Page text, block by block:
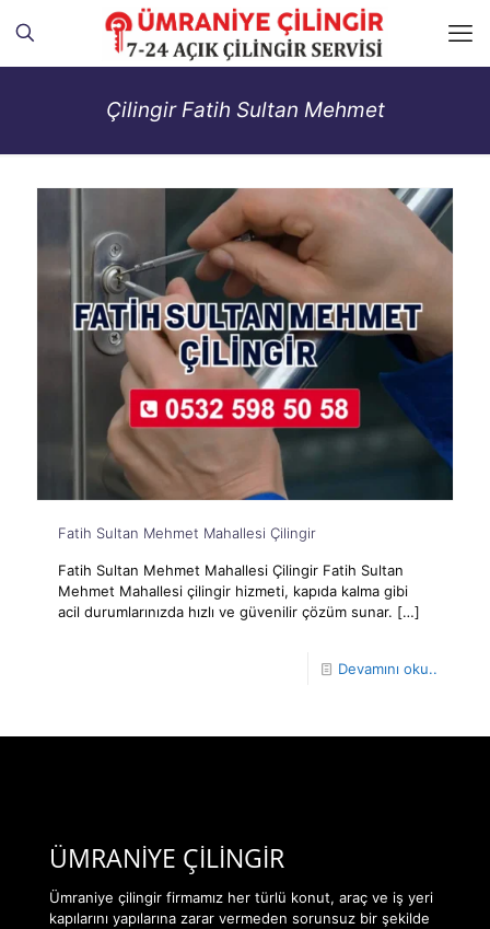
Çilingir Fatih Sultan Mehmet
Fatih Sultan Mehmet Mahallesi Çilingir
Fatih Sultan Mehmet Mahallesi Çilingir Fatih Sultan
Mehmet Mahallesi çilingir hizmeti, kapıda kalma gibi
acil durumlarınızda hızlı ve güvenilir çözüm sunar. […]
Devamını oku..
ÜMRANİYE ÇİLİNGİR
Ümraniye çilingir firmamız her türlü konut, araç ve iş yeri
kapılarını yapılarına zarar vermeden sorunsuz bir şekilde